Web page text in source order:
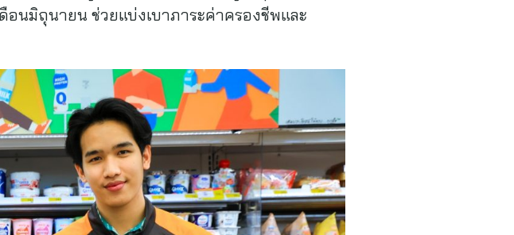
นมิถุนายน ช่วยแบ่งเบาภาระค่าครองชีพและ